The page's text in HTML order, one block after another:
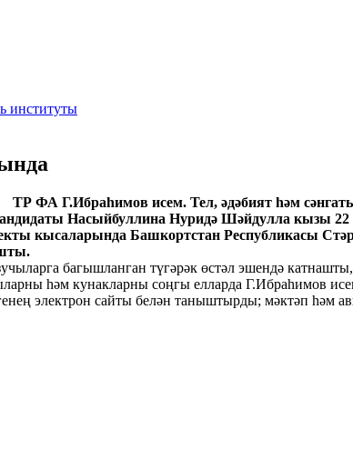
институты
ТР ФА Г.Ибраһимов исем. Тел, әдәбият һәм
Насыйбуллина Нуридә Шәйдулла кызы
кысаларында Башкортстан Республикасы
багышланган түгәрәк өстәл эшендә
һәм кунакларны соңгы елларда Г.Ибраһимов
электрон сайты белән таныштырды; мәктәп һәм